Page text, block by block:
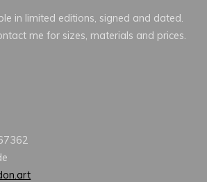
in limited editions, signed and dated.
me for sizes, materials and prices.